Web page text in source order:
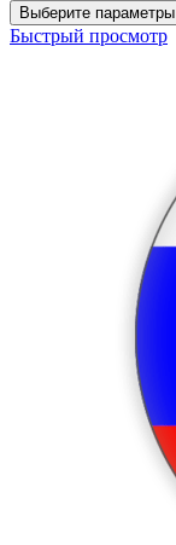
Выберите параметры
Быстрый просмотр